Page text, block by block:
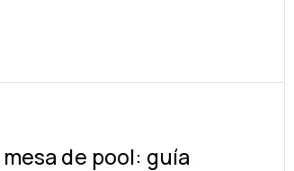
de pool: guía